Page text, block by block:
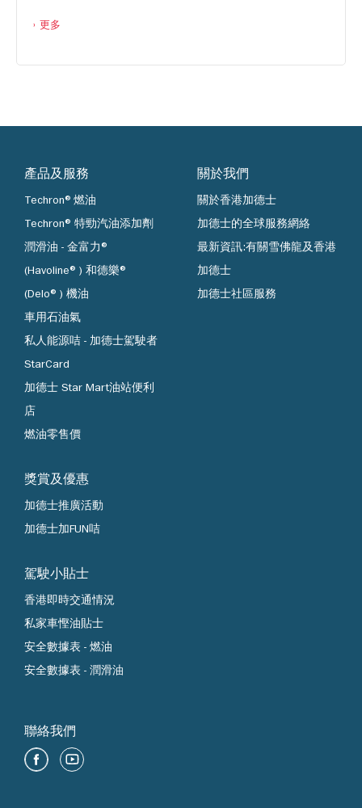
更多
產品及服務
Techron®燃油
Techron® 特勁汽油添加劑
潤滑油 - 金富力®
(Havoline®) 和德樂®
(Delo®) 機油
車用石油氣
私人能源咭 - 加德士駕駛者
StarCard
加德士 Star Mart油站便利
店
燃油零售價
獎賞及優惠
加德士推廣活動
加德士加FUN咭
駕駛小貼士
香港即時交通情況
私家車慳油貼士
安全數據表 - 燃油
安全數據表 - 潤滑油
關於我們
關於香港加德士
加德士的全球服務網絡
最新資訊:有關雪佛龍及香港
加德士
加德士社區服務
聯絡我們